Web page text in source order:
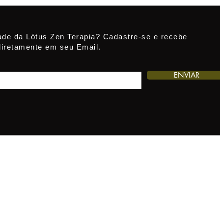
da Lótus Zen Terapia? Cadastre-se e recebe
em seu Email.
ENVIAR